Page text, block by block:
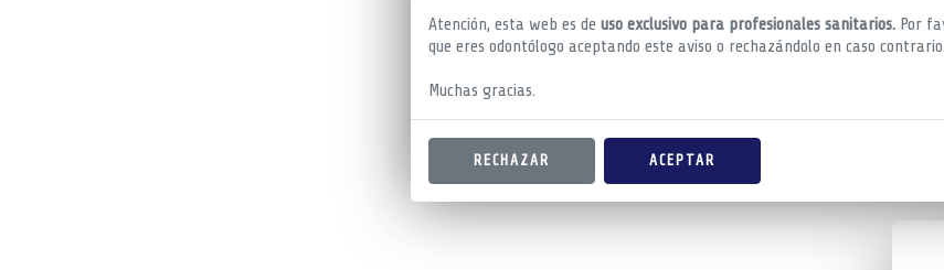
Atención, esta web es de uso exclusivo para profesionales sanitarios. Por
que eres odontólogo aceptando este aviso o rechazándolo en caso contrario.
Muchas gracias.
RECHAZAR ACEPTAR